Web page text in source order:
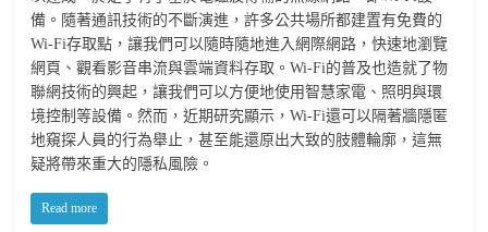
備。隨著通訊技術的不斷演進，許多公共場所都建置有免費的
Wi-Fi存取點，讓我們可以隨時隨地進入網際網路，快速地瀏覽
網頁、觀看影音串流與雲端資料存取。Wi-Fi的普及也造就了物
聯網技術的興起，讓我們可以方便地使用智慧家電、照明與環
境控制等設備。然而，近期研究顯示，Wi-Fi還可以隔著牆隱匿
地窺探人員的行為舉止，甚至能還原出大致的肢體輪廓，這無
疑將帶來重大的隱私風險。
Read more